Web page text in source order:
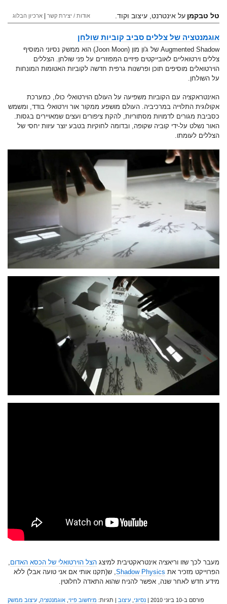
טל טבקמן על אינטרנט, עיצוב וקוד. אודות / יצירת קשר ארכיון הבלוג
אוגמנטציה של צללים סביב קוביות שולחן
Augmented Shadow של ג'ון מון (Joon Moon) הוא ממשק נסיוני המוסיף
צללים וירטואליים לאובייקטים פיזיים המפוזרים על פני שולחן. הצללים
הוירטואלים מוסיפים תוכן ופרשנות גרפית חדשה לקוביות האטומות המונחות
על השולחן.
האינטראקציה עם הקוביות משפיעה על העולם הוירטואלי כולו, כמערכת
אקולוגית התלוייה במרכיביה. העולם מושפע ממקור אור וירטואלי בודד, ומשמש
כסביבת מגורים לדמויות מסתוריות, להקת ציפורים ועצים שמאויירים בגסות.
האור נשלט על-ידי קוביה שקופה, ובדומה לחוקיות בטבע יוצר עיוות יחסי של
הצללים לעומתו.
מעבר לכך שזו וריאציה אינטראקטיבית למיצג הצל הוירטואלי של הכסא האדום,
הפרוייקט מזכיר את Shadow Physics, ש(תקנו אותי אם אני טועה אבל) ללא
מידע חדש לאחר שנה, אפשר להניח שהוא התאדה לחלוטין.
פורסם ב-10 ביוני 2010 | נסיוני עיצוב | תגיות: מיחשוב פיזי אוגמנטציה עיצוב ממשק